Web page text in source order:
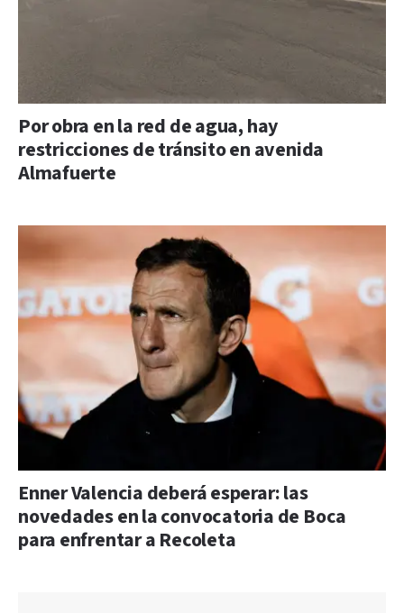
Por obra en la red de agua, hay
restricciones de tránsito en avenida
Almafuerte
Enner Valencia deberá esperar: las
novedades en la convocatoria de Boca
para enfrentar a Recoleta